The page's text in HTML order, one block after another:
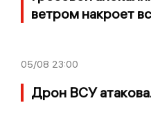
ветром накроет
05/08 23:00
Дрон ВСУ